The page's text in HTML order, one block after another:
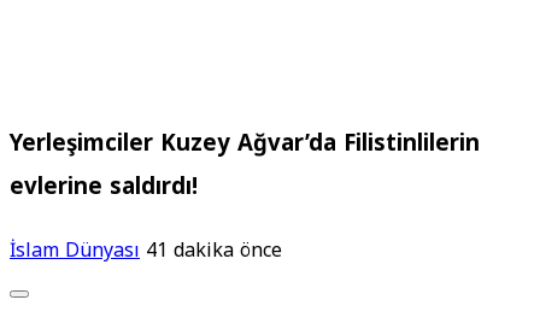
Yerleşimciler Kuzey Ağvar’da Filistinlilerin
evlerine saldırdı!
İslam Dünyası41 dakika önce